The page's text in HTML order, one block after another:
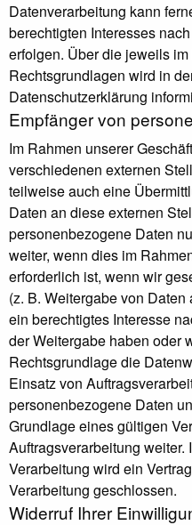
Datenverarbeitung kann
berechtigten Interesses
erfolgen. Über die jeweils
Rechtsgrundlagen wird in
Datenschutzerklärung
Empfänger von
Im Rahmen unserer
verschiedenen externen
teilweise auch eine
Daten an diese externen
personenbezogene Daten
weiter, wenn dies im
erforderlich ist, wenn wir
(z. B. Weitergabe von
ein berechtigtes Interesse
der Weitergabe haben oder
Rechtsgrundlage die
Einsatz von
personenbezogene Daten
Grundlage eines gültigen
Auftragsverarbeitung
Verarbeitung wird ein
Verarbeitung geschlossen.
Widerruf Ihrer